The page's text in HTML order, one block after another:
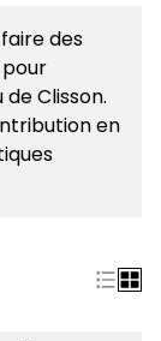
des
Clisson.
onglet)
en